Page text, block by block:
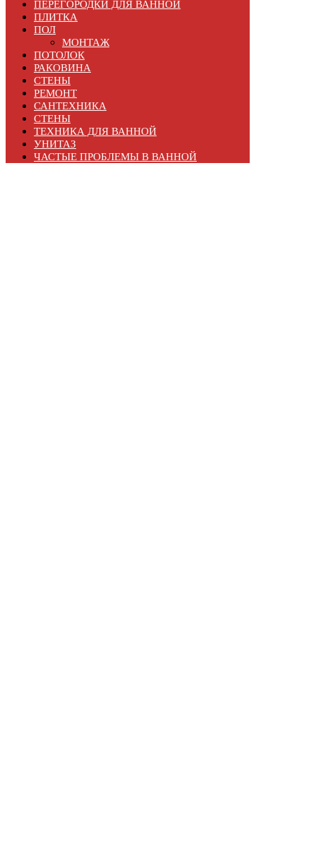
ПЕРЕГОРОДКИ ДЛЯ ВАННОЙ
ПЛИТКА
ПОЛ
МОНТАЖ
ПОТОЛОК
РАКОВИНА
СТЕНЫ
РЕМОНТ
САНТЕХНИКА
СТЕНЫ
ТЕХНИКА ДЛЯ ВАННОЙ
УНИТАЗ
ЧАСТЫЕ ПРОБЛЕМЫ В ВАННОЙ